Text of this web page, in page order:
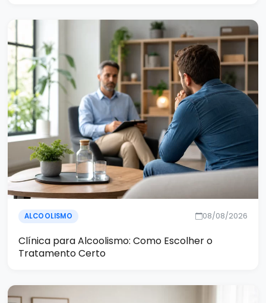
ALCOOLISMO 08/08/2026
Clínica para Alcoolismo: Como Escolher o
Tratamento Certo